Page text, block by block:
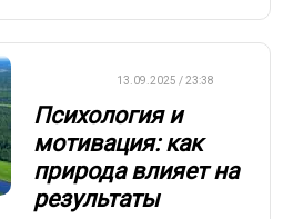
13.09.2025 / 23:38
Психология и
мотивация: как
природа влияет на
результаты